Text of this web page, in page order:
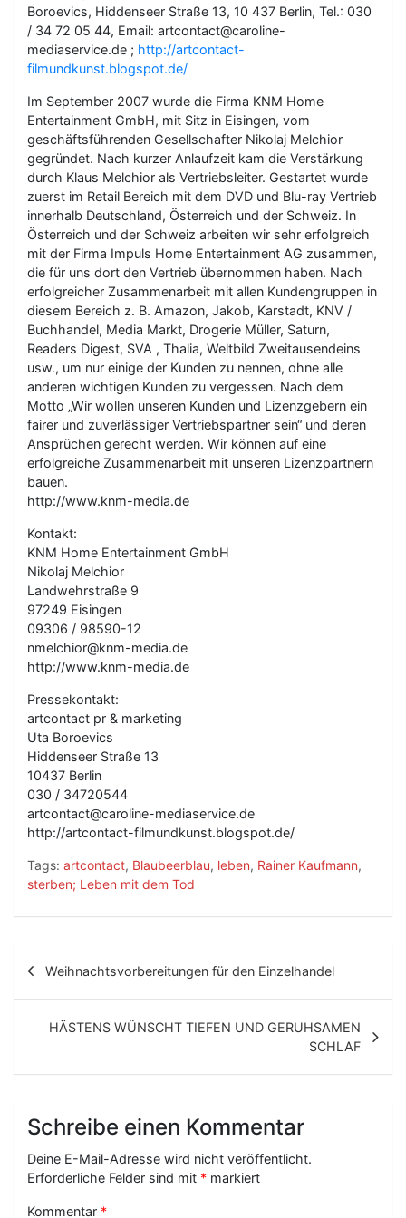
Boroevics, Hiddenseer Straße 13, 10 437 Berlin, Tel.: 030
/ 34 72 05 44, Email: artcontact@caroline-
mediaservice.de ; http://artcontact-
filmundkunst.blogspot.de/
Im September 2007 wurde die Firma KNM Home
Entertainment GmbH, mit Sitz in Eisingen, vom
geschäftsführenden Gesellschafter Nikolaj Melchior
gegründet. Nach kurzer Anlaufzeit kam die Verstärkung
durch Klaus Melchior als Vertriebsleiter. Gestartet wurde
zuerst im Retail Bereich mit dem DVD und Blu-ray Vertrieb
innerhalb Deutschland, Österreich und der Schweiz. In
Österreich und der Schweiz arbeiten wir sehr erfolgreich
mit der Firma Impuls Home Entertainment AG zusammen,
die für uns dort den Vertrieb übernommen haben. Nach
erfolgreicher Zusammenarbeit mit allen Kundengruppen in
diesem Bereich z. B. Amazon, Jakob, Karstadt, KNV /
Buchhandel, Media Markt, Drogerie Müller, Saturn,
Readers Digest, SVA , Thalia, Weltbild Zweitausendeins
usw., um nur einige der Kunden zu nennen, ohne alle
anderen wichtigen Kunden zu vergessen. Nach dem
Motto „Wir wollen unseren Kunden und Lizenzgebern ein
fairer und zuverlässiger Vertriebspartner sein“ und deren
Ansprüchen gerecht werden. Wir können auf eine
erfolgreiche Zusammenarbeit mit unseren Lizenzpartnern
bauen.
http://www.knm-media.de
Kontakt:
KNM Home Entertainment GmbH
Nikolaj Melchior
Landwehrstraße 9
97249 Eisingen
09306 / 98590-12
nmelchior@knm-media.de
http://www.knm-media.de
Pressekontakt:
artcontact pr & marketing
Uta Boroevics
Hiddenseer Straße 13
10437 Berlin
030 / 34720544
artcontact@caroline-mediaservice.de
http://artcontact-filmundkunst.blogspot.de/
Tags: artcontact, Blaubeerblau, leben, Rainer Kaufmann,
sterben; Leben mit dem Tod
r
g
Weihnachtsvorbereitungen für den Einzelhandel
HÄSTENS WÜNSCHT TIEFEN UND GERUHSAMEN
SCHLAF
Schreibe einen Kommentar
Deine E-Mail-Adresse wird nicht veröffentlicht.
Erforderliche Felder sind mit * markiert
Kommentar *